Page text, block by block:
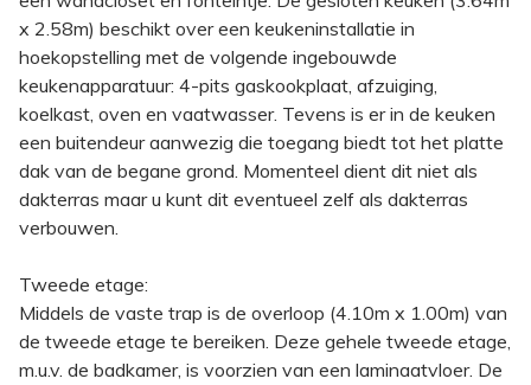
x 2.58m) beschikt over een keukeninstallatie in
hoekopstelling met de volgende ingebouwde
keukenapparatuur: 4-pits gaskookplaat, afzuiging,
koelkast, oven en vaatwasser. Tevens is er in de keuken
een buitendeur aanwezig die toegang biedt tot het platte
dak van de begane grond. Momenteel dient dit niet als
dakterras maar u kunt dit eventueel zelf als dakterras
verbouwen.
Tweede etage:
Middels de vaste trap is de overloop (4.10m x 1.00m) van
de tweede etage te bereiken. Deze gehele tweede etage,
m.u.v. de badkamer, is voorzien van een laminaatvloer. De